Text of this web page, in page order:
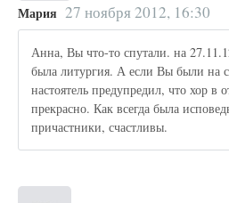
Мария 27 ноября 2012, 16:30
Анна, Вы что-то спутали. на
была литургия. А если Вы были на
настоятель предупредил, что хор в
прекрасно. Как всегда была
причастники, счастливы.